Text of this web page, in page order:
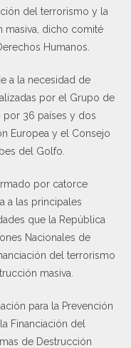
del terrorismo y la
masiva, dicho comité
Humanos.
a la necesidad de
por el Grupo de
por 36 países y dos
Europea y el Consejo
del Golfo.
por catorce
a las principales
que la República
Nacionales de
del terrorismo
masiva.
para la Prevención
Financiación del
de Destrucción